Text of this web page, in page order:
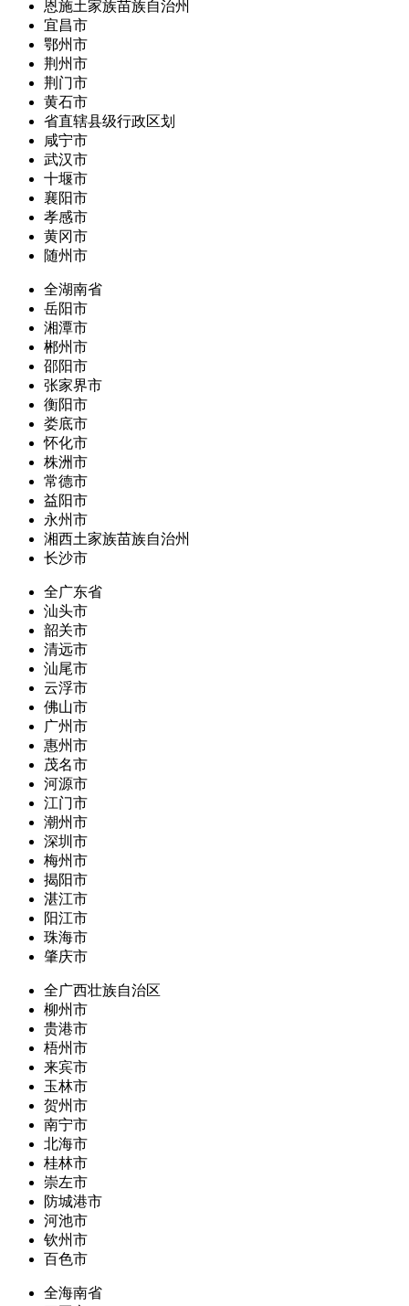
恩施土家族苗族自治州
宜昌市
鄂州市
荆州市
荆门市
黄石市
省直辖县级行政区划
咸宁市
武汉市
十堰市
襄阳市
孝感市
黄冈市
随州市
全湖南省
岳阳市
湘潭市
郴州市
邵阳市
张家界市
衡阳市
娄底市
怀化市
株洲市
常德市
益阳市
永州市
湘西土家族苗族自治州
长沙市
全广东省
汕头市
韶关市
清远市
汕尾市
云浮市
佛山市
广州市
惠州市
茂名市
河源市
江门市
潮州市
深圳市
梅州市
揭阳市
湛江市
阳江市
珠海市
肇庆市
全广西壮族自治区
柳州市
贵港市
梧州市
来宾市
玉林市
贺州市
南宁市
北海市
桂林市
崇左市
防城港市
河池市
钦州市
百色市
全海南省